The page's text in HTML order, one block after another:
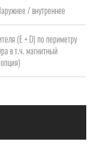
/ внутреннее
(Е + D) по периметру
в т.ч. магнитный